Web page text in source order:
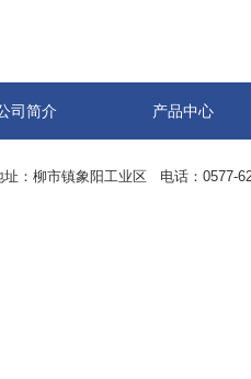
司简介 产品中心
址：柳市镇象阳工业区 电话：0577-